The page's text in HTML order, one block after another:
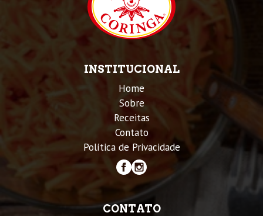
INSTITUCIONAL
Home
Sobre
Receitas
Contato
Política de Privacidade
CONTATO